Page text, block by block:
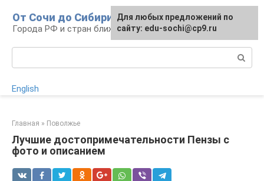
контенту
От Сочи до Сибири
Города РФ и стран ближнего зарубежья
English
Главная » Поволжье
Лучшие достопримечательности Пензы с
фото и описанием
Для любых предложений по
сайту: edu-sochi@cp9.ru